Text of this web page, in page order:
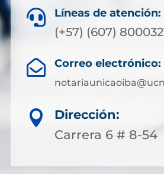
 Líneas de atención:
(+57) (607)
 Correo electrónico:

Dirección:
Carrera 6 # 8-54